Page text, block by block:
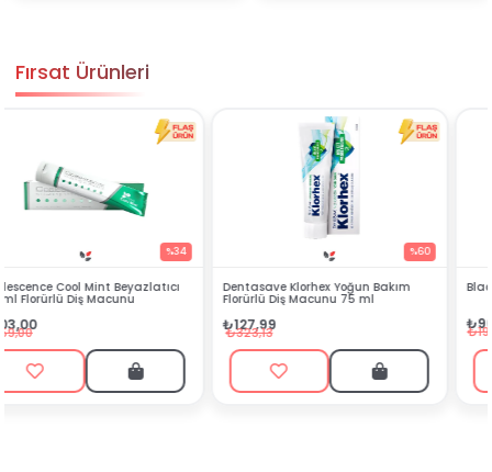
Fırsat Ürünleri
Dentasave Klorhex Yoğun Bakım
Florürlü Diş Macunu 75 ml
₺127,99
Black Berry Bitkisel Sprey 25 ml